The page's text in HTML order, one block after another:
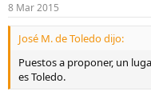
8 Mar 2015
José M. de Toledo dijo:
Puestos a proponer, un
es Toledo.